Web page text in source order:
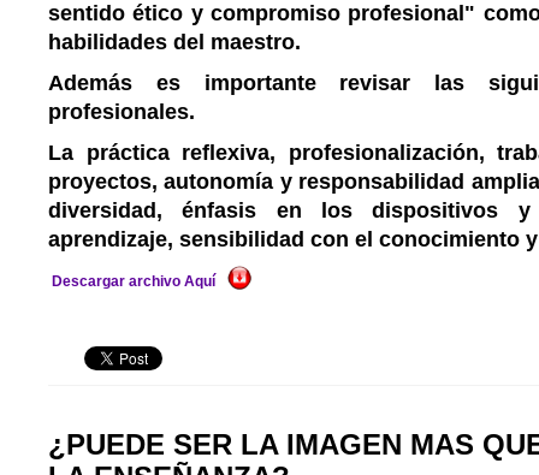
sentido ético y compromiso profesional"
habilidades del maestro.
Además es importante revisar las
profesionales.
La práctica reflexiva, profesionalización,
proyectos, autonomía y responsabilidad
diversidad, énfasis en los dispositivos
aprendizaje, sensibilidad con el conocimiento
Descargar archivo Aquí
¿PUEDE SER LA IMAGEN MAS